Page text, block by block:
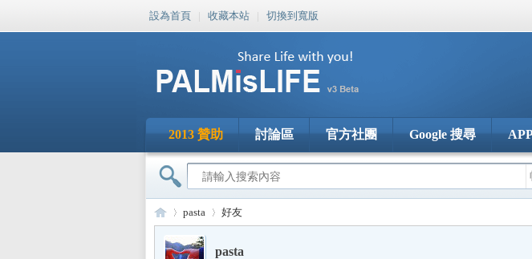
設為首頁 | 收藏本站 | 切換到寬版
2013 贊助 討論區 官方社團 Google 搜尋
pasta 好友
pasta